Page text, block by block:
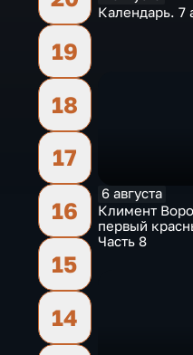
19
18
17
16
15
14
Календарь. 7
6 августа
Климент
первый
Часть 8